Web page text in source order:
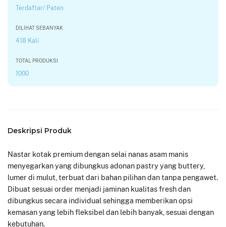
Terdaftar/ Paten
DILIHAT SEBANYAK
418 Kali
TOTAL PRODUKSI
1000
Deskripsi Produk
Nastar kotak premium dengan selai nanas asam manis
menyegarkan yang dibungkus adonan pastry yang buttery,
lumer di mulut, terbuat dari bahan pilihan dan tanpa pengawet.
Dibuat sesuai order menjadi jaminan kualitas fresh dan
dibungkus secara individual sehingga memberikan opsi
kemasan yang lebih fleksibel dan lebih banyak, sesuai dengan
kebutuhan.